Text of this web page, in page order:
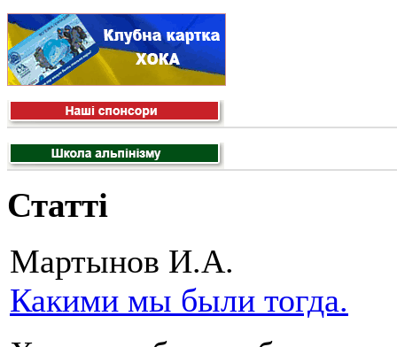
Статті
Мартынов И.А.
Какими мы были тогда.